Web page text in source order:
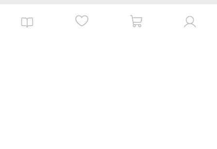
Приложение MBG store